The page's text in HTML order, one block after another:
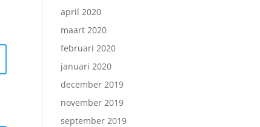
april 2020
maart 2020
februari 2020
januari 2020
december 2019
november 2019
september 2019